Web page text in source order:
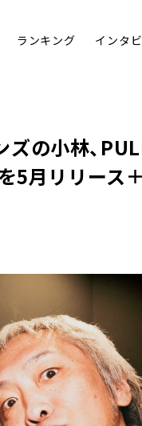
ランキング インタ
ズの小林、
5月リリース